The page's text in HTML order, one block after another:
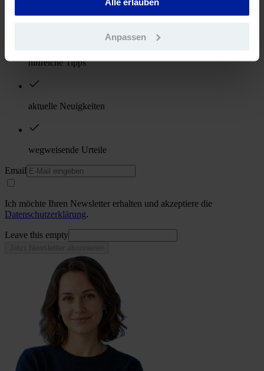
Anpassen
Newsletter abonnieren und profitieren
hilfreiche Tipps
aktuelle Neuigkeiten
wegweisende Urteile
Email
Ich möchte Ihren Newsletter erhalten und akzeptiere die
Datenschutzerklärung.
Leave this empty